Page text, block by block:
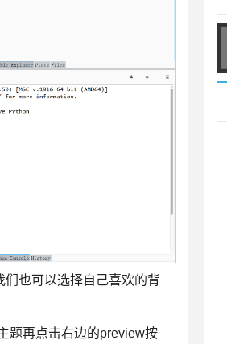
也可以选择自己喜欢的背
题再点击右边的preview按